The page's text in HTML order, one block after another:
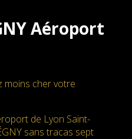
Aéroport
moins cher votre
de Lyon Saint-
sans tracas sept